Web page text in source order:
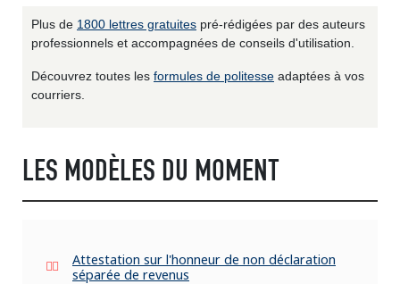
Plus de 1800 lettres gratuites pré-rédigées par des auteurs
professionnels et accompagnées de conseils d'utilisation.
Découvrez toutes les formules de politesse adaptées à vos
courriers.
LES MODÈLES DU MOMENT
Attestation sur l'honneur de non déclaration
séparée de revenus